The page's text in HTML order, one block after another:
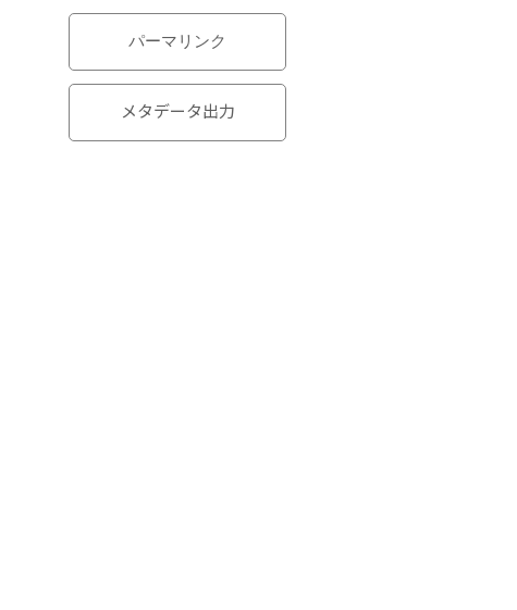
パーマリンク
メタデータ出力